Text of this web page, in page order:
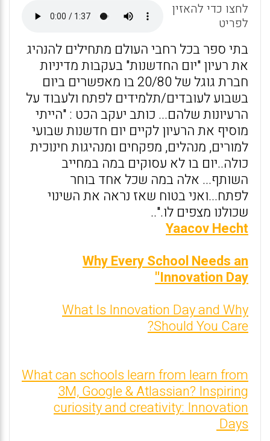
A
p
p
o
o
k
לחצו כדי להאזין
לפריט
בתי ספר בכל רחבי העולם מתחילים להנהיג
את רעיון "יום החדשנות" בעקבות מדיניות
חברת גוגל של 20/80 בו מאפשרים ביום
בשבוע לעובדים/תלמידים לפתח ולעבוד על
הרעיונות שלהם... כותב יעקב הכט : "הייתי
מוסיף את הרעיון לקיים יום חדשנות שבועי
למורים, מנהלים, מפקחים ומנהיגות חינוכית
כולה..יום בו לא עסוקים במה במחייב
השותף... אלה במה שכל אחד בוחר
לפתח...ואני בטוח שאז נראה את השינוי
שכולנו מצפים לו."..
Yaacov Hecht
Why Every School Needs an
'Innovation Day'
What Is Innovation Day and Why
Should You Care?
What can schools learn from learn from
3M, Google & Atlassian? Inspiring
curiosity and creativity: Innovation
Days